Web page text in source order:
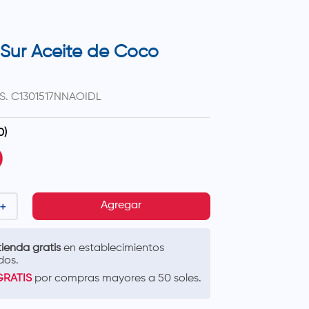
Aceite de Coco
C1301517NNAOIDL
)
＋ Agregar
gratisen establecimientos
por compras mayores a 50 soles.